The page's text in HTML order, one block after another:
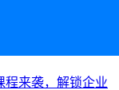
来袭，解锁企业